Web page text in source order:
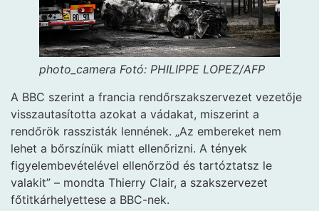
photo_camera Fotó: PHILIPPE LOPEZ/AFP
A BBC szerint a francia rendőrszakszervezet vezetője
visszautasította azokat a vádakat, miszerint a
rendőrök rasszisták lennének. „Az embereket nem
lehet a bőrszínük miatt ellenőrizni. A tények
figyelembevételével ellenőrzöd és tartóztatsz le
valakit” – mondta Thierry Clair, a szakszervezet
főtitkárhelyettese a BBC-nek.